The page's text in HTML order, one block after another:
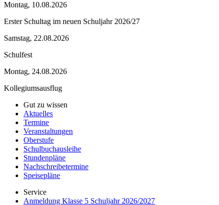
Montag, 10.08.2026
Erster Schultag im neuen Schuljahr 2026/27
Samstag, 22.08.2026
Schulfest
Montag, 24.08.2026
Kollegiumsausflug
Gut zu wissen
Aktuelles
Termine
Veranstaltungen
Oberstufe
Schulbuchausleihe
Stundenpläne
Nachschreibetermine
Speisepläne
Service
Anmeldung Klasse 5 Schuljahr 2026/2027